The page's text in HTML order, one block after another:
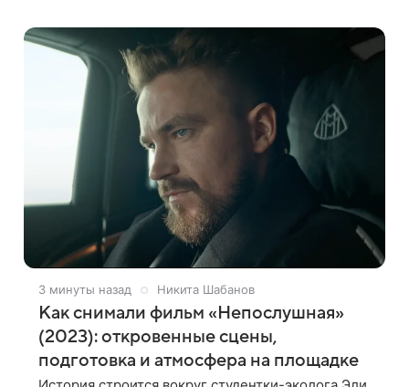
Фэллоном»,
3 минуты назад Никита Шабанов
Как снимали фильм «Непослушная»
(2023): откровенные сцены,
подготовка и атмосфера на площадке